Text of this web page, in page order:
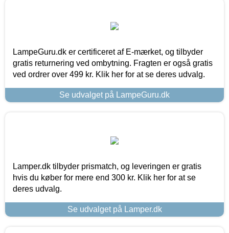
LampeGuru.dk er certificeret af E-mærket, og tilbyder
gratis returnering ved ombytning. Fragten er også gratis
ved ordrer over 499 kr. Klik her for at se deres udvalg.
Se udvalget på LampeGuru.dk
Lamper.dk tilbyder prismatch, og leveringen er gratis
hvis du køber for mere end 300 kr. Klik her for at se
deres udvalg.
Se udvalget på Lamper.dk